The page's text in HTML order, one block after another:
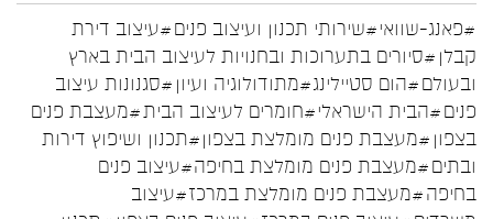
#פאנג-שוואי#שירותי תכנון ועיצוב פנים#עיצוב דירת
קבלן #סיורים בתערוכות ובחנויות לעיצוב הבית בארץ
ובעולם#הום סטיילינג#מתודולוגיה ועיון #סגנונות עיצוב
פנים#הבית הישראלי#חומרים לעיצוב הבית#מעצבת פנים
בצפון #מעצבת פנים מומלצת בצפון#תכנון ושיפוץ דירות
ובתים#מעצבת פנים מומלצת בחיפה#עיצוב פנים
בחיפה#מעצבת פנים מומלצת במרכז#עיצוב